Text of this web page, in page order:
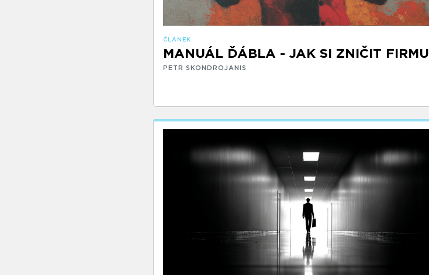
ČLÁNEK
MANUÁL ĎÁBLA - JAK SI ZNIČIT FIRMU
PETR SKONDROJANIS